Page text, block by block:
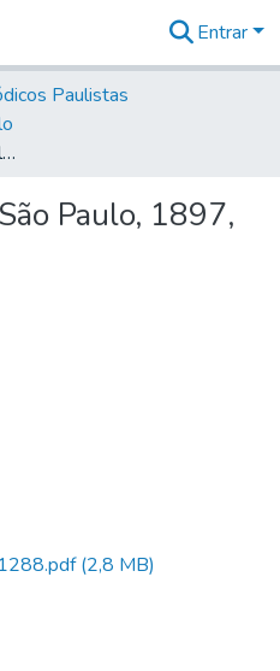
na
Entrar
Paulistas
O Commercio de São Paulo, 1897, Ano V, n. 1288
Paulo, 1897,
(2,8 MB)